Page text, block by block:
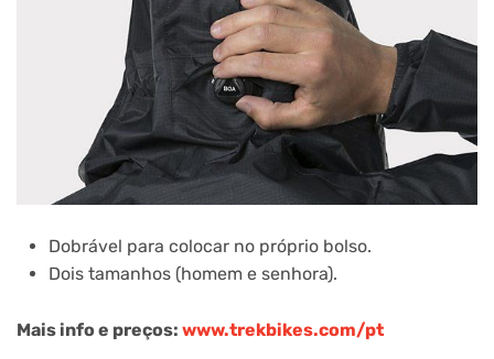
Dobrável para colocar no próprio bolso.
Dois tamanhos (homem e senhora).
Mais info e preços: www.trekbikes.com/pt